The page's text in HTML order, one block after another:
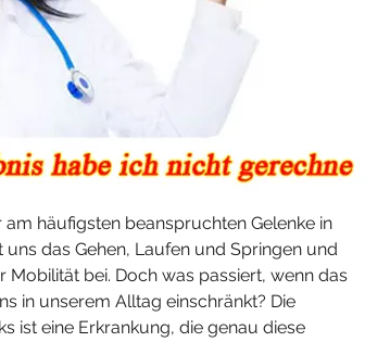
häufigsten beanspruchten Gelenke in
das Gehen, Laufen und Springen und
bei. Doch was passiert, wenn das
in unserem Alltag einschränkt? Die
ist eine Erkrankung, die genau diese